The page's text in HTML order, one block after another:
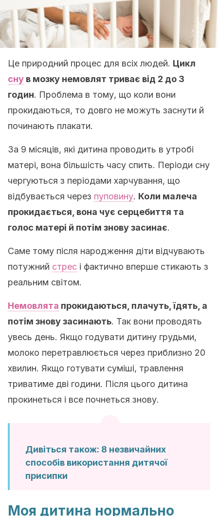
Це природний процес для всіх людей. Цикл
сну в мозку немовлят триває від 2 до 3
годин. Проблема в тому, що коли вони
прокидаються, то довго не можуть заснути й
починають плакати.
За 9 місяців, які дитина проводить в утробі
матері, вона більшість часу спить. Періоди сну
чергуються з періодами харчування, що
відбувається через пуповину. Коли малеча
прокидається, вона чує серцебиття та
голос матері й потім знову засинає.
Саме тому після народження діти відчувають
потужний стрес і фактично вперше стикають з
реальним світом.
Немовлята прокидаються, плачуть, їдять, а
потім знову засинають. Так вони проводять
увесь день. Якщо годувати дитину грудьми,
молоко перетравлюється через приблизно 20
хвилин. Якщо готувати суміші, травлення
триватиме дві години. Після цього дитина
прокинеться і все почнеться знову.
Дивіться також: 8 незвичайних
способів використання дитячої
присипки
Моя дитина нормально